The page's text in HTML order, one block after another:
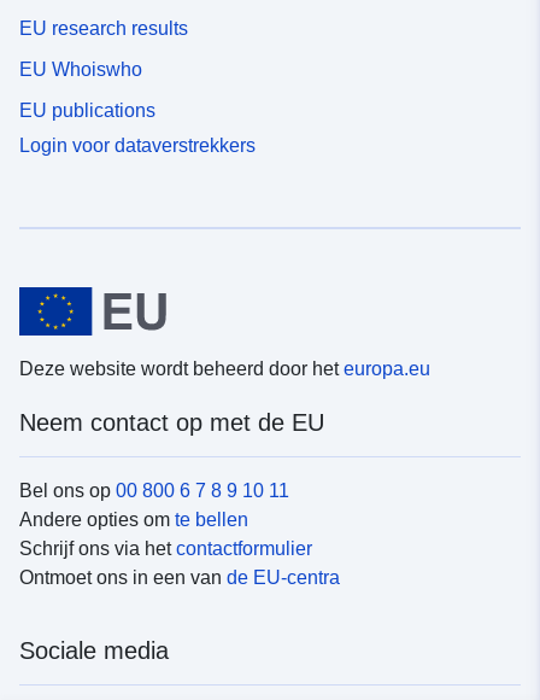
EU research results
EU Whoiswho
EU publications
Login voor dataverstrekkers
Deze website wordt beheerd door heteuropa.eu
Neem contact op met de EU
Bel ons op 00 800 6 7 8 9 10 11
Andere opties om te bellen
Schrijf ons via hetcontactformulier
Ontmoet ons in een van de EU-centra
Sociale media